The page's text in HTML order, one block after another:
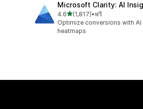
Microsoft Clarity: AI
4.6เต็ม 5 ดาว
(1,817)
ทั้งหมด 1817 รีวิว
•ฟรี
Optimize conversions with
heatmaps